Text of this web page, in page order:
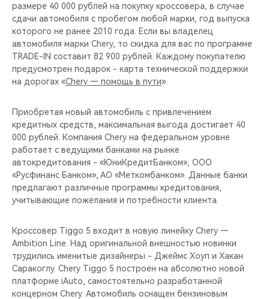
CHERY REMOTE
CHERY И СПОРТ
НАШИ МЕРОПРИЯТИЯ
CHERY ДЛЯ ДЕТЕЙ
размере 40 000 рублей на покупку кроссовера, в случае
сдачи автомобиля с пробегом любой марки, год выпуска
которого не ранее 2010 года. Если вы владелец
автомобиля марки Chery, то скидка для вас по программе
TRADE-IN составит 82 900 рублей. Каждому покупателю
предусмотрен подарок - карта технической поддержки
на дорогах «Chery — помощь в пути».
Приобретая новый автомобиль с привлечением
кредитных средств, максимальная выгода достигает 40
000 рублей. Компания Chery на федеральном уровне
работает с ведущими банками на рынке
автокредитования - «ЮниКредитБанком», ООО
«Русфинанс Банком», АО «Меткомбанком». Данные банки
предлагают различные программы кредитования,
учитывающие пожелания и потребности клиента.
Кроссовер Tiggo 5 входит в новую линейку Chery —
Ambition Line. Над оригинальной внешностью новинки
трудились именитые дизайнеры - Джеймс Хоуп и Хакан
Саракоглу. Chery Tiggo 5 построен на абсолютно новой
платформе iAuto, самостоятельно разработанной
концерном Chery. Автомобиль оснащен бензиновым